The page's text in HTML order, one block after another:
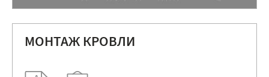
МОНТАЖ КРОВЛИ